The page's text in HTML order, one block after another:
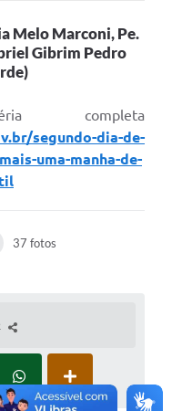
Melo Marconi, Pe.
Gibrim Pedro
completa
segundo-dia-de-
uma-manha-de-
37 fotos